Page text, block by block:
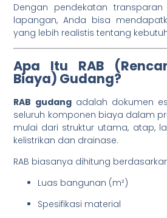
Dengan pendekatan
lapangan, Anda bisa
yang lebih realistis tentang
Apa Itu RAB
Biaya) Gudang?
RAB gudangadalah dokumen
seluruh komponen biaya dalam
mulai dari struktur utama, atap,
kelistrikan dan drainase.
RAB biasanya dihitung
Luas bangunan (m²)
Spesifikasi material